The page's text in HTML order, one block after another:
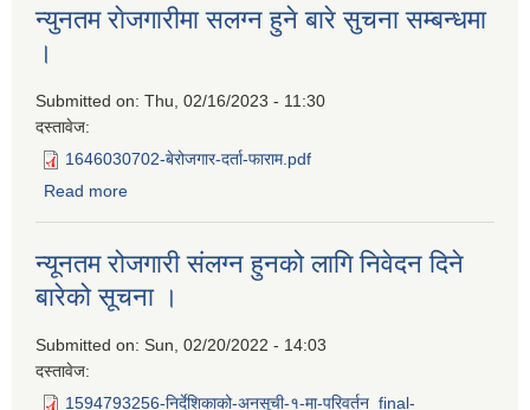
न्युनतम राेजगारीमा सलग्न हुने बारे सुचना सम्बन्धमा
।
Submitted on: Thu, 02/16/2023 - 11:30
दस्तावेज:
1646030702-बेरोजगार-दर्ता-फाराम.pdf
Read more
न्यूनतम रोजगारी संलग्न हुनको लागि निवेदन दिने
बारेको सूचना ।
Submitted on: Sun, 02/20/2022 - 14:03
दस्तावेज:
1594793256-निर्देशिकाको-अनसूची-१-मा-परिवर्तन_final-